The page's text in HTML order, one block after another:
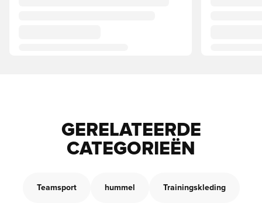
GERELATEERDE
CATEGORIEËN
Teamsport hummel Trainingskleding